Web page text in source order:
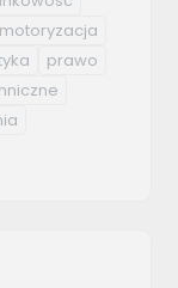
motoryzacja
prawo